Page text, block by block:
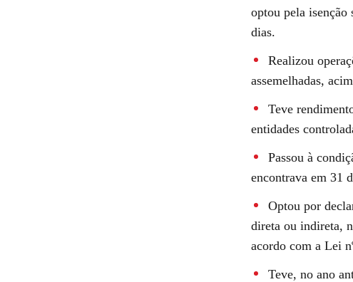
optou pela isenção
dias.
Realizou
assemelhadas,
Teve
entidades
Passou à
encontrava em 31
Optou por
direta ou indireta,
acordo com a Lei
Teve, no ano